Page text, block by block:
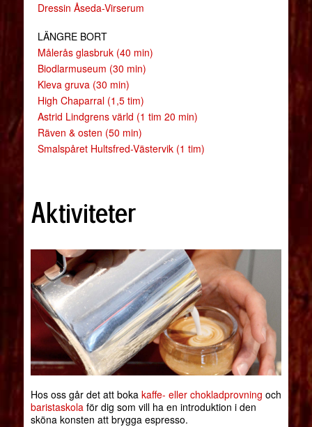
Dressin Åseda-Virserum
LÄNGRE BORT
Målerås glasbruk (40 min)
Biodlarmuseum (30 min)
Kleva gruva (30 min)
High Chaparral (1,5 tim)
Astrid Lindgrens värld (1 tim 20 min)
Räven & osten (50 min)
Smalspåret Hultsfred-Västervik (1 tim)
Aktiviteter
Hos oss går det att boka kaffe- eller chokladprovning och
baristaskola för dig som vill ha en introduktion i den
sköna konsten att brygga espresso.